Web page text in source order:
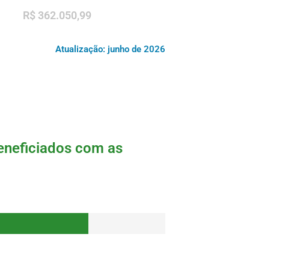
R$ 362.050,99
Atualização: junho de 2026
com as